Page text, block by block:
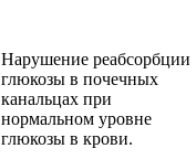
Нарушение реабсорбции
глюкозы в почечных
канальцах при
нормальном уровне
глюкозы в крови.